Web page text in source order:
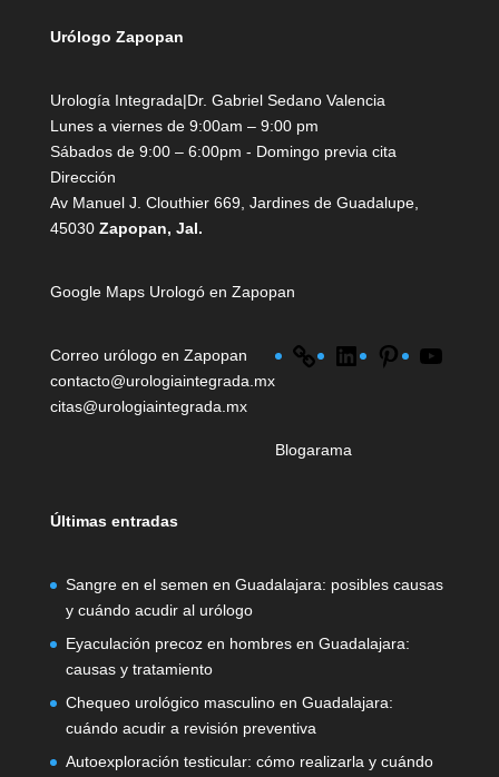
Urólogo Zapopan
Urología Integrada|Dr. Gabriel Sedano Valencia
Lunes a viernes de 9:00am – 9:00 pm
Sábados de 9:00 – 6:00pm - Domingo previa cita
Dirección
Av Manuel J. Clouthier 669, Jardines de Guadalupe,
45030Zapopan, Jal.
Google Maps Urologó en Zapopan
Correo urólogo en Zapopan
contacto@urologiaintegrada.mx
citas@urologiaintegrada.mx
Link LinkedInPinterest
Blogarama
Últimas entradas
Sangre en el semen en Guadalajara: posibles causas
y cuándo acudir al urólogo
Eyaculación precoz en hombres en Guadalajara:
causas y tratamiento
Chequeo urológico masculino en Guadalajara:
cuándo acudir a revisión preventiva
Autoexploración testicular: cómo realizarla y cuándo